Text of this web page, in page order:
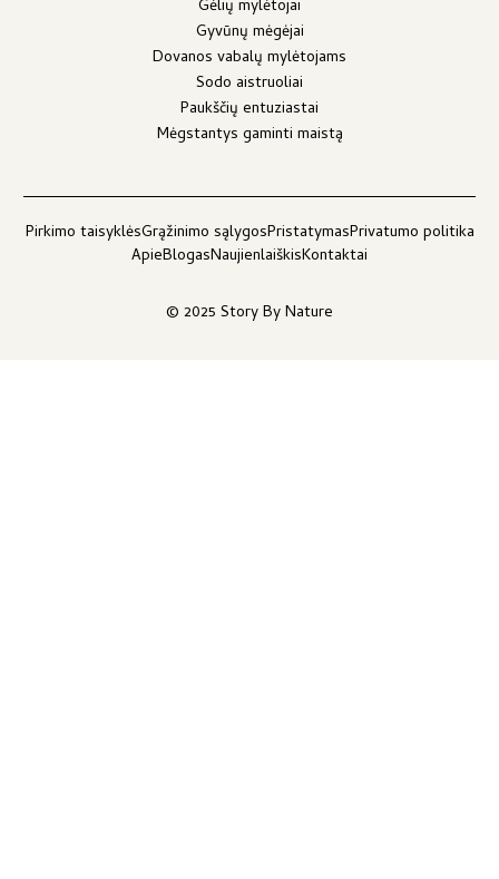
Gėlių mylėtojai
Gyvūnų mėgėjai
Dovanos vabalų mylėtojams
Sodo aistruoliai
Paukščių entuziastai
Mėgstantys gaminti maistą
© 2025 Story By Nature
Pirkimo taisyklėsGrąžinimo sąlygosPristatymasPrivatumo politika
ApieBlogasNaujienlaiškisKontaktai